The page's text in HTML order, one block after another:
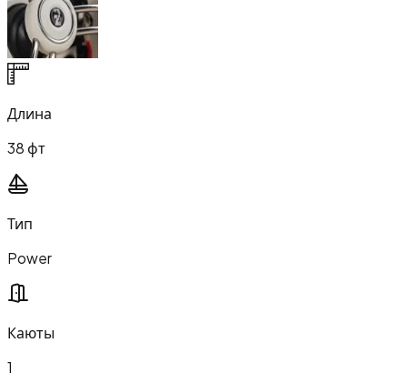
Длина
38 фт
Тип
Power
Каюты
1